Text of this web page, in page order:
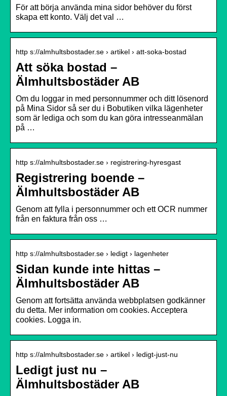
För att börja använda mina sidor behöver du först
skapa ett konto. Välj det val …
http s://almhultsbostader.se › artikel › att-soka-bostad
Att söka bostad –
Älmhultsbostäder AB
Om du loggar in med personnummer och ditt lösenord
på Mina Sidor så ser du i Bobutiken vilka lägenheter
som är lediga och som du kan göra intresseanmälan
på …
http s://almhultsbostader.se › registrering-hyresgast
Registrering boende –
Älmhultsbostäder AB
Genom att fylla i personnummer och ett OCR nummer
från en faktura från oss …
http s://almhultsbostader.se › ledigt › lagenheter
Sidan kunde inte hittas –
Älmhultsbostäder AB
Genom att fortsätta använda webbplatsen godkänner
du detta. Mer information om cookies. Acceptera
cookies. Logga in.
http s://almhultsbostader.se › artikel › ledigt-just-nu
Ledigt just nu –
Älmhultsbostäder AB